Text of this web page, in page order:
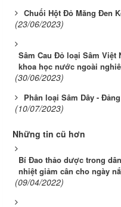
Chuối Hột Đỏ Măng Đen
(23/06/2023)
Sâm Cau Đỏ loại Sâm
khoa học nước ngoài
(30/06/2023)
Phân loại Sâm Dây -
(10/07/2023)
Những tin cũ hơn
Bí Đao thảo dược trong
nhiệt giảm cân cho ngày
(09/04/2022)